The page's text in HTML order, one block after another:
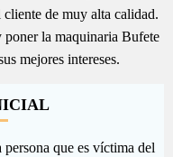
de muy alta calidad.
poner la maquinaria Bufete
mejores intereses.
que es víctima del